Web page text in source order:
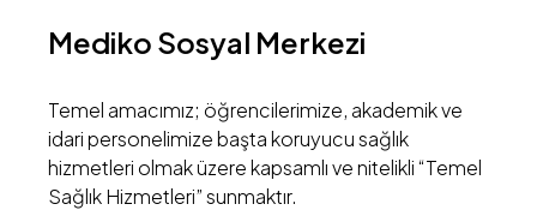
Mediko Sosyal Merkezi
Temel amacımız; öğrencilerimize, akademik ve
idari personelimize başta koruyucu sağlık
hizmetleri olmak üzere kapsamlı ve nitelikli “Temel
Sağlık Hizmetleri” sunmaktır.